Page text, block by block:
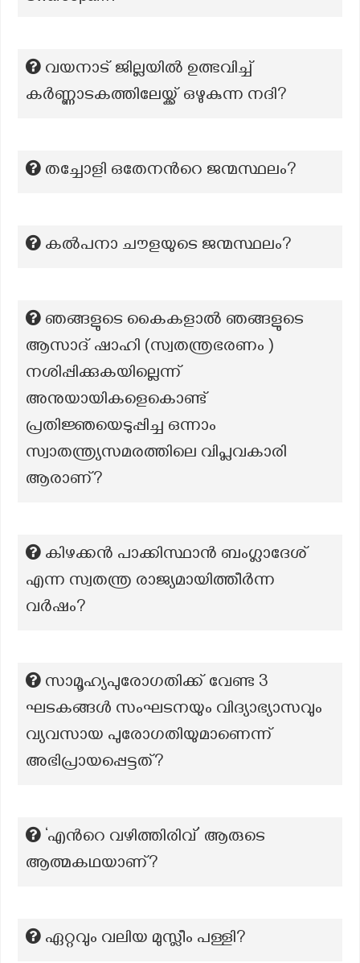
വയനാട് ജില്ലയിൽ ഉത്ഭവിച്ച്
കർണ്ണാടകത്തിലേയ്ക്ക് ഒഴുകുന്ന നദി?
തച്ചോളി ഒതേനന്‍റെ ജന്മസ്ഥലം?
കൽപനാ ചൗളയുടെ ജന്മസ്ഥലം?
ഞങ്ങളുടെ കൈകളാൽ ഞങ്ങളുടെ
ആസാദ് ഷാഹി (സ്വതന്ത്രഭരണം )
നശിപ്പിക്കുകയില്ലെന്ന്
അനുയായികളെകൊണ്ട്
പ്രതിജ്ഞയെടുപ്പിച്ച ഒന്നാം
സ്വാതന്ത്ര്യസമരത്തിലെ വിപ്ലവകാരി
ആരാണ്?
കിഴക്കൻ പാക്കിസ്ഥാൻ ബംഗ്ലാദേശ്
എന്ന സ്വതന്ത്ര രാജ്യമായിത്തീർന്ന
വർഷം?
സാമൂഹ്യപുരോഗതിക്ക് വേണ്ട 3
ഘടകങ്ങള്‍ സംഘടനയും വിദ്യാഭ്യാസവും
വ്യവസായ പുരോഗതിയുമാണെന്ന്
അഭിപ്രായപ്പെട്ടത്?
‘എന്‍റെ വഴിത്തിരിവ്’ ആരുടെ
ആത്മകഥയാണ്?
ഏറ്റവും വലിയ മുസ്ലീം പള്ളി?